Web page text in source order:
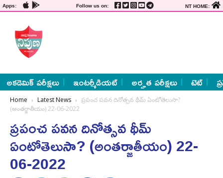
Apps: Follow us on: NT HOME:
అకడెమిక్ పరీక్షలు ఇంటర్మీడియట్ అర్హత పరీక్షలు టెట్
Home Latest News
ప్రపంచ పవన దినోత్సవ థీమ్ ఏంటోతెలుసా?
(అంతర్జాతీయం) 22-06-2022
ప్రపంచ పవన దినోత్సవ థీమ్
ఏంటోతెలుసా? (అంతర్జాతీయం) 22-
06-2022